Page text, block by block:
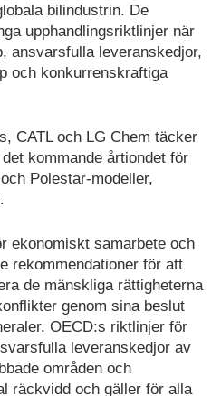
bilindustrin. De
upphandlingsriktlinjer när
ansvarsfulla leveranskedjor,
och konkurrenskraftiga
CATL och LG Chem täcker
kommande årtiondet för
Polestar-modeller,
ekonomiskt samarbete och
rekommendationer för att
de mänskliga rättigheterna
genom sina beslut
OECD:s riktlinjer för
leveranskedjor av
områden och
räckvidd och gäller för alla